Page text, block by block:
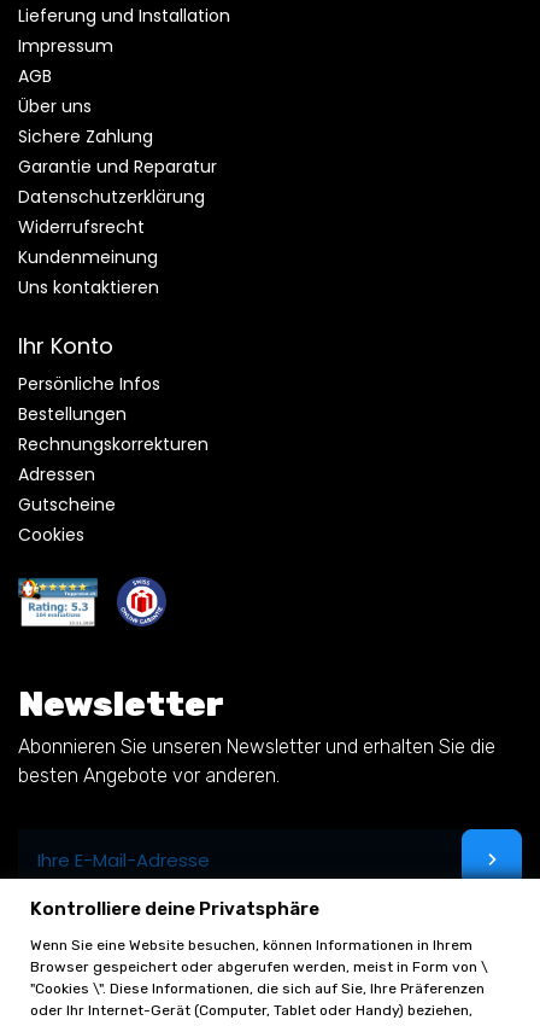
Lieferung und Installation
Impressum
AGB
Über uns
Sichere Zahlung
Garantie und Reparatur
Datenschutzerklärung
Widerrufsrecht
Kundenmeinung
Uns kontaktieren
Ihr Konto
Persönliche Infos
Bestellungen
Rechnungskorrekturen
Adressen
Gutscheine
Cookies
Newsletter
Abonnieren Sie unseren Newsletter und erhalten Sie die
besten Angebote vor anderen.
Kontrolliere deine Privatsphäre
Wenn Sie eine Website besuchen, können Informationen in Ihrem
Browser gespeichert oder abgerufen werden, meist in Form von \
"Cookies \". Diese Informationen, die sich auf Sie, Ihre Präferenzen
oder Ihr Internet-Gerät (Computer, Tablet oder Handy) beziehen,